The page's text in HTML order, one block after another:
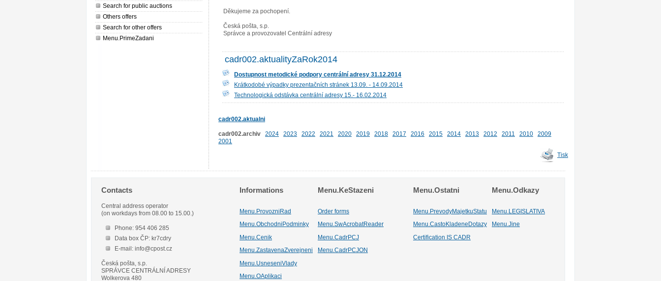
Search for public auctions
Others offers
Search for other offers
Menu.PrimeZadani
Děkujeme za pochopení.
Česká pošta, s.p.
Správce a provozovatel Centrální adresy
cadr002.aktualityZaRok2014
Dostupnost metodické podpory centrální adresy 31.12.2014
Krátkodobé výpadky prezentačních stránek 13.09. - 14.09.2014
Technologická odstávka centrální adresy 15.- 16.02.2014
cadr002.aktualni
cadr002.archiv 2024 2023 2022 2021 2020 2019 2018 2017 2016 2015 2014 2013 2012 2011 2010
2009
2001
Tisk
Contacts
Central address operator
(on workdays from 08.00 to 15.00.)
Phone: 954 406 285
Data box ČP: kr7cdry
E-mail: info@cpost.cz
Česká pošta, s.p.
SPRÁVCE CENTRÁLNÍ ADRESY
Wolkerova 480
Informations Menu.KeStazeni Menu.Ostatni Menu.Odkazy
Menu.ProvozniRad Order forms Menu.PrevodyMajetkuStatu
Menu.LEGISLATIVA
Menu.ObchodniPodminky
Menu.SwAcrobatReader Menu.CastoKladeneDotazy Menu.Jine
Menu.Cenik Menu.CadrPCJ
Certification IS CADR
Menu.ZastavenaZverejneni
Menu.CadrPCJON
Menu.UsneseniVlady
Menu.OAplikaci